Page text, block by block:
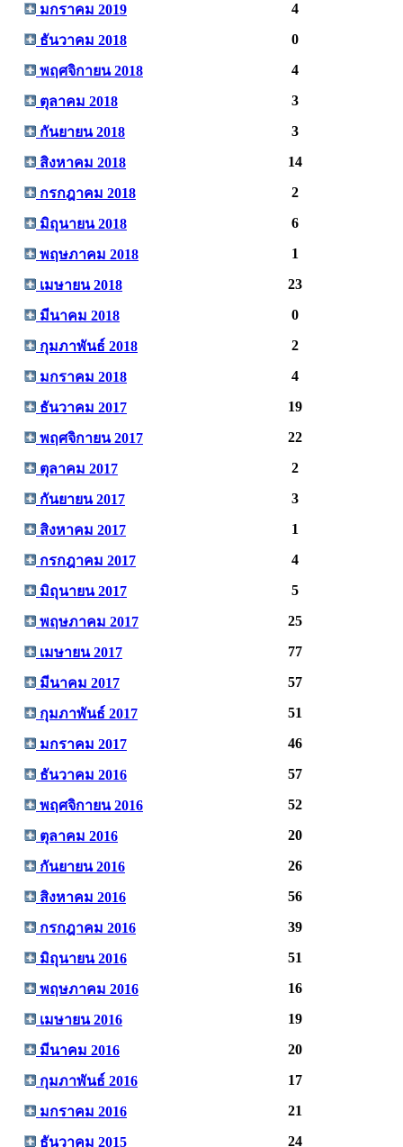
มกราคม 2019 4
ธันวาคม 2018 0
พฤศจิกายน 2018 4
ตุลาคม 2018 3
กันยายน 2018 3
สิงหาคม 2018 14
กรกฎาคม 2018 2
มิถุนายน 2018 6
พฤษภาคม 2018 1
เมษายน 2018 23
มีนาคม 2018 0
กุมภาพันธ์ 2018 2
มกราคม 2018 4
ธันวาคม 2017 19
พฤศจิกายน 2017 22
ตุลาคม 2017 2
กันยายน 2017 3
สิงหาคม 2017 1
กรกฎาคม 2017 4
มิถุนายน 2017 5
พฤษภาคม 2017 25
เมษายน 2017 77
มีนาคม 2017 57
กุมภาพันธ์ 2017 51
มกราคม 2017 46
ธันวาคม 2016 57
พฤศจิกายน 2016 52
ตุลาคม 2016 20
กันยายน 2016 26
สิงหาคม 2016 56
กรกฎาคม 2016 39
มิถุนายน 2016 51
พฤษภาคม 2016 16
เมษายน 2016 19
มีนาคม 2016 20
กุมภาพันธ์ 2016 17
มกราคม 2016 21
ธันวาคม 2015 24